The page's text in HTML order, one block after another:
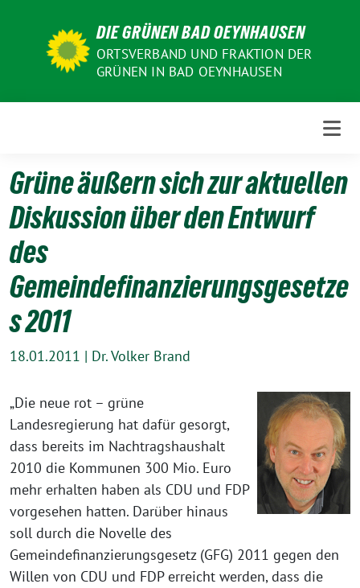
DIE GRÜNEN BAD OEYNHAUSEN
ORTSVERBAND UND FRAKTION DER
GRÜNEN IN BAD OEYNHAUSEN
Grüne äußern sich zur aktuellen
Diskussion über den Entwurf
des
Gemeindefinanzierungsgesetze
s 2011
18.01.2011 | Dr. Volker Brand
„Die neue rot – grüne
Landesregierung hat dafür gesorgt,
dass bereits im Nachtragshaushalt
2010 die Kommunen 300 Mio. Euro
mehr erhalten haben als CDU und FDP
vorgesehen hatten. Darüber hinaus
soll durch die Novelle des
Gemeindefinanzierungsgesetz (GFG) 2011 gegen den
Willen von CDU und FDP erreicht werden, dass die